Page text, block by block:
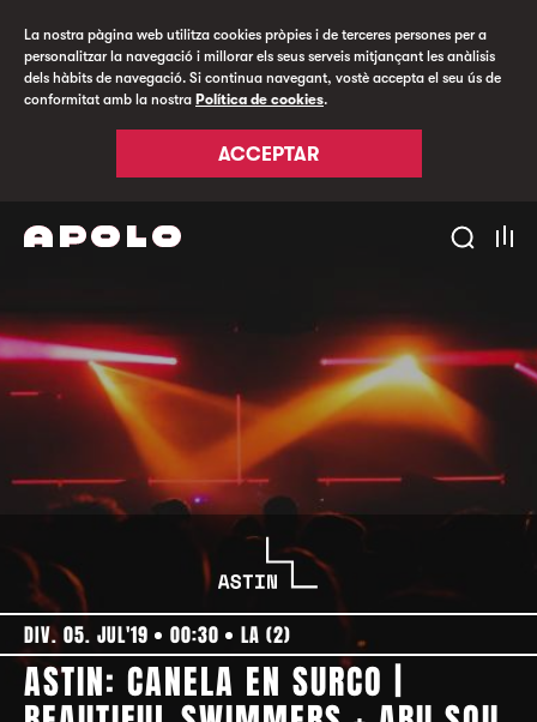
La nostra pàgina web utilitza cookies pròpies i de terceres persones per a
personalitzar la navegació i millorar els seus serveis mitjançant les anàlisis
dels hàbits de navegació. Si continua navegant, vostè accepta el seu ús de
conformitat amb la nostra Política de cookies.
ACCEPTAR
DIV. 05. JUL'19 00:30 LA (2)
ASTIN: CANELA EN SURCO |